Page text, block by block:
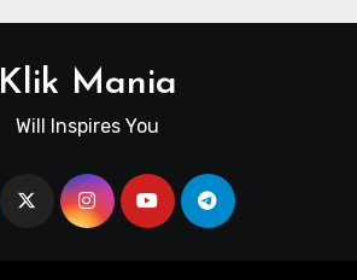
Klik Mania
Will Inspires You